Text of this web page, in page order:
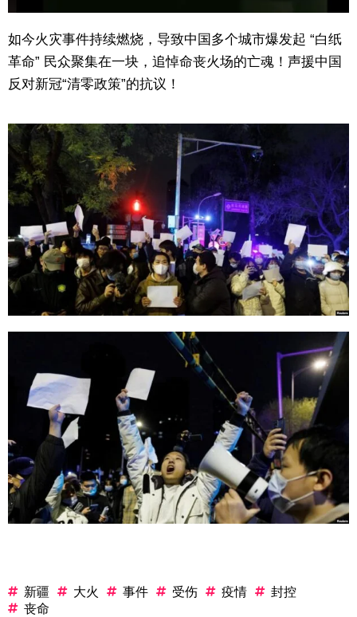
如今火灾事件持续燃烧，导致中国多个城市爆发起 “白纸
革命” 民众聚集在一块，追悼命丧火场的亡魂！声援中国
反对新冠“清零政策”的抗议！
新疆 大火 事件 受伤 疫情
封控
丧命